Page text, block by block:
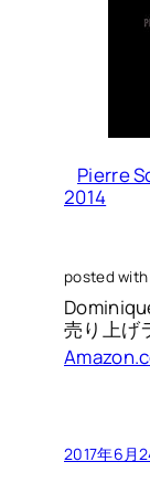
Pierre
2014
posted with
売り上げ
2017年6月